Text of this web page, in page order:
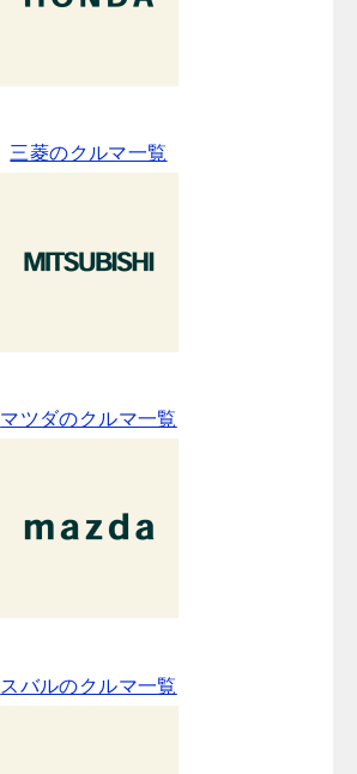
三菱のクルマ一覧
マツダのクルマ一覧
スバルのクルマ一覧